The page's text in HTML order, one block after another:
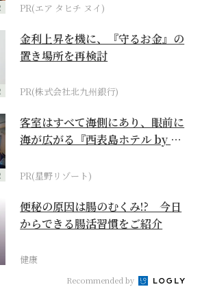
PR(エア タヒチ ヌイ)
金利上昇を機に、『守るお金』の
置き場所を再検討
PR(株式会社北九州銀行)
客室はすべて海側にあり、眼前に
海が広がる『西表島ホテル by 星
PR(星野リゾート)
便秘の原因は腸のむくみ!? 今日
からできる腸活習慣をご紹介
健康
Recommended by